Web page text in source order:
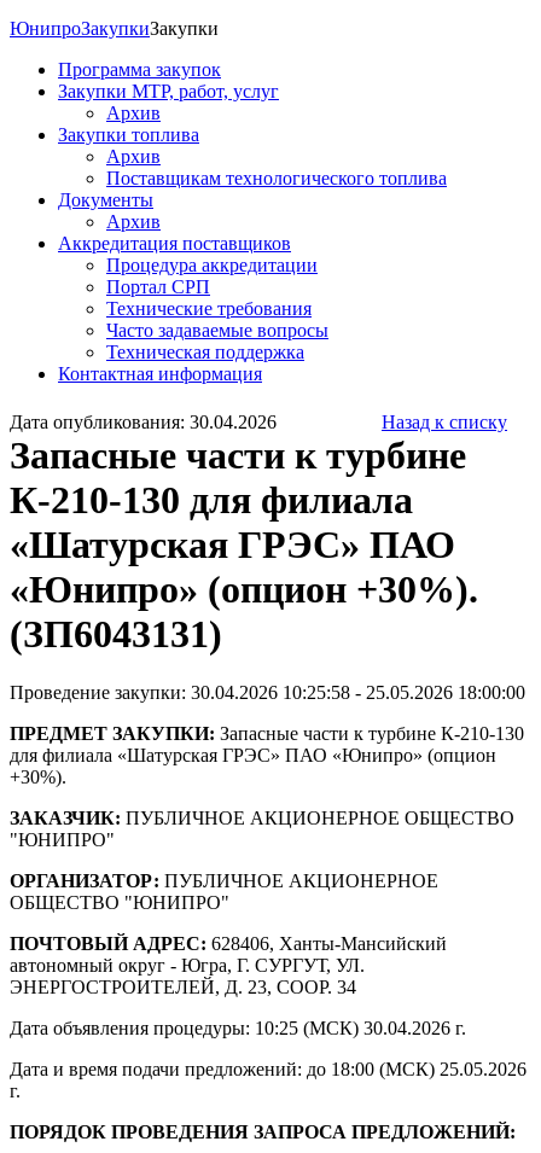
ЮнипроЗакупкиЗакупки
Программа закупок
Закупки МТР, работ, услуг
Архив
Закупки топлива
Архив
Поставщикам технологического топлива
Документы
Архив
Аккредитация поставщиков
Процедура аккредитации
Портал СРП
Технические требования
Часто задаваемые вопросы
Техническая поддержка
Контактная информация
Дата опубликования: 30.04.2026 Назад к списку
Запасные части к турбине
К-210-130 для филиала
«Шатурская ГРЭС» ПАО
«Юнипро» (опцион +30%).
(ЗП6043131)
Проведение закупки: 30.04.2026 10:25:58 - 25.05.2026 18:00:00
ПРЕДМЕТ ЗАКУПКИ: Запасные части к турбине К-210-130
для филиала «Шатурская ГРЭС» ПАО «Юнипро» (опцион
+30%).
ЗАКАЗЧИК: ПУБЛИЧНОЕ АКЦИОНЕРНОЕ ОБЩЕСТВО
"ЮНИПРО"
ОРГАНИЗАТОР: ПУБЛИЧНОЕ АКЦИОНЕРНОЕ
ОБЩЕСТВО "ЮНИПРО"
ПОЧТОВЫЙ АДРЕС: 628406, Ханты-Мансийский
автономный округ - Югра, Г. СУРГУТ, УЛ.
ЭНЕРГОСТРОИТЕЛЕЙ, Д. 23, СООР. 34
Дата объявления процедуры: 10:25 (МСК) 30.04.2026 г.
Дата и время подачи предложений: до 18:00 (МСК) 25.05.2026
г.
ПОРЯДОК ПРОВЕДЕНИЯ ЗАПРОСА ПРЕДЛОЖЕНИЙ: